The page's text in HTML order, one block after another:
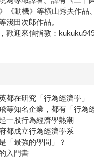
《動機》等橫山秀夫作品
淺田次郎作品。
歡迎來信指教：
都在研究「行為經濟學」
等知名企業，都有「行為
一股行為經濟學熱潮
都成立行為經濟學系
「最強的學問」？
入門書